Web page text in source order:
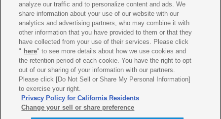
その他用品
イベント&エンターテイメント
オンラインショップ
企業情報
ご利用規約 推薦環境 プライバシーポリシー Cookie ポリシー
analyze our traffic and to personalize content and ads. We
share information about your use of our website with our
analytics and advertising partners, who may combine it with
other information that you have provided to them or that they
have collected from your use of their services. Please click
" here" to see more details about how we use cookies and
the retention period of each cookie. You have the right to opt
out of our sharing of your information with our partners.
Please click [Do Not Sell or Share My Personal Information]
to exercise your right.
Privacy Policy for California Residents
Change your sell or share preference